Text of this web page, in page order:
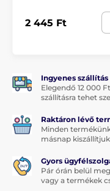
2 445 Ft
Ingyenes szállítás
Elegendő 12 000
szállításra tehet
Raktáron lévő
Minden
másnap
Gyors
Pár órán belül
vagy a termékek